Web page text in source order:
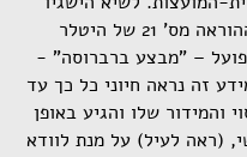
הגיע בלי ספק בהעבירו במדויק את ההוראה מס' 21 של היטלר
– "מבצע ברברוסה" -
זה נראה חיוני כל כך עד
והמידור שלו והגיע באופן
(ראה לעיל) על מנת לוודא